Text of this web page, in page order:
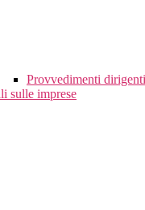
Provvedimenti
sulle imprese